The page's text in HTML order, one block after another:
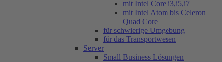
mit Intel Core i3,i5,i7
mit Intel Atom bis Celeron
Quad Core
für schwierige Umgebung
für das Transportwesen
Server
Small Business Lösungen